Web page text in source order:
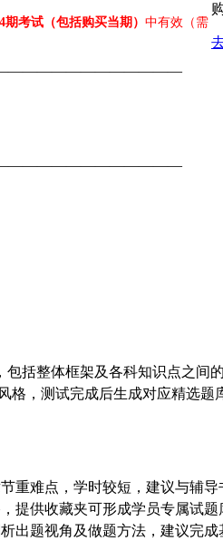
期考试（包括购买当期） 中有效（需
括整体框架及各科知识点之间的
格，测试完成后生成对应精选题
重难点，学时较短，建议与辅导
提供收藏夹可形成学员专属试题
出题视角及做题方法，建议完成